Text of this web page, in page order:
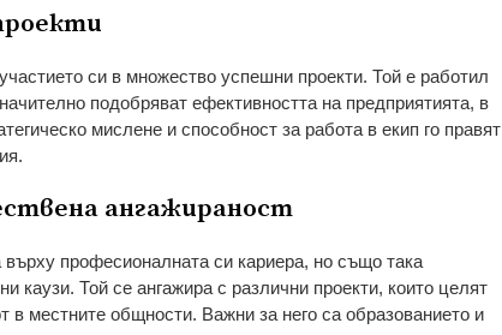
си в множество успешни проекти. Той е работил
подобряват ефективността на предприятията, в
мислене и способност за работа в екип го правят
ангажираност
професионалната си кариера, но също така
каузи. Той се ангажира с различни проекти, които целят
в местните общности. Важни за него са образованието и